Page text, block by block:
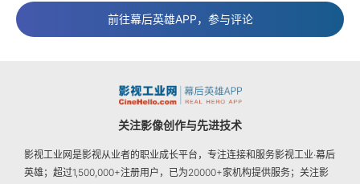
前往幕后英雄APP，参与评论
关注影像创作与先进技术
影视工业网是影视从业者的职业成长平台，专注连接和服务影视工业·幕后
英雄；超过1,500,000+注册用户，已为20000+家机构提供服务；关注影